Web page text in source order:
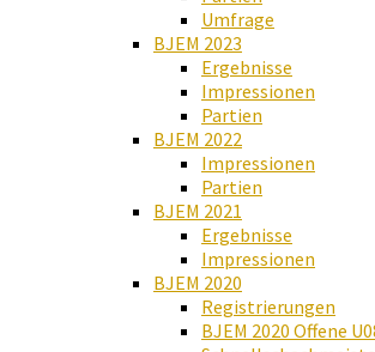
Umfrage
BJEM 2023
Ergebnisse
Impressionen
Partien
BJEM 2022
Impressionen
Partien
BJEM 2021
Ergebnisse
Impressionen
BJEM 2020
Registrierungen
BJEM 2020 Offene